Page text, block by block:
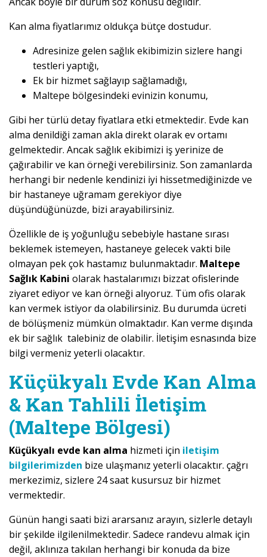
Kan alma fiyatlarımız oldukça bütçe dostudur.
Adresinize gelen sağlık ekibimizin sizlere hangi
testleri yaptığı,
Ek bir hizmet sağlayıp sağlamadığı,
Maltepe bölgesindeki evinizin konumu,
Gibi her türlü detay fiyatlara etki etmektedir. Evde kan
alma denildiği zaman akla direkt olarak ev ortamı
gelmektedir. Ancak sağlık ekibimizi iş yerinize de
çağırabilir ve kan örneği verebilirsiniz. Son zamanlarda
herhangi bir nedenle kendinizi iyi hissetmediğinizde ve
bir hastaneye uğramam gerekiyor diye
düşündüğünüzde, bizi arayabilirsiniz.
Özellikle de iş yoğunluğu sebebiyle hastane sırası
beklemek istemeyen, hastaneye gelecek vakti bile
olmayan pek çok hastamız bulunmaktadır. Maltepe
Sağlık Kabini olarak hastalarımızı bizzat ofislerinde
ziyaret ediyor ve kan örneği alıyoruz. Tüm ofis olarak
kan vermek istiyor da olabilirsiniz. Bu durumda ücreti
de bölüşmeniz mümkün olmaktadır. Kan verme dışında
ek bir sağlık talebiniz de olabilir. İletişim esnasında bize
bilgi vermeniz yeterli olacaktır.
Küçükyalı Evde Kan Alma
& Kan Tahlili İletişim
(Maltepe Bölgesi)
Küçükyalı evde kan alma hizmeti için iletişim
bilgilerimizden bize ulaşmanız yeterli olacaktır. çağrı
merkezimiz, sizlere 24 saat kusursuz bir hizmet
vermektedir.
Günün hangi saati bizi ararsanız arayın, sizlerle detaylı
bir şekilde ilgilenilmektedir. Sadece randevu almak için
değil, aklınıza takılan herhangi bir konuda da bize